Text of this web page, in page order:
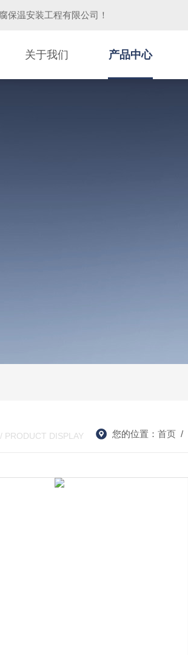
保温安装工程有限公司 ！
关于我们 产品中心
/ PRODUCT DISPLAY 您的位置： 首页/